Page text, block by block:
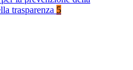
trasparenza 5